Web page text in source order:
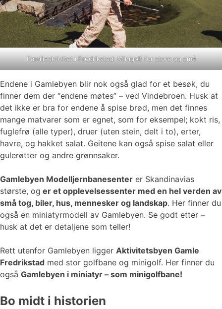
Familieaktivitet i Fredrikstad: Minigolf for store og små
Endene i Gamlebyen blir nok også glad for et besøk, du
finner dem der “endene møtes” – ved Vindebroen. Husk at
det ikke er bra for endene å spise brød, men det finnes
mange matvarer som er egnet, som for eksempel; kokt ris,
fuglefrø (alle typer), druer (uten stein, delt i to), erter,
havre, og hakket salat. Geitene kan også spise salat eller
gulerøtter og andre grønnsaker.
Gamlebyen Modelljernbanesenter er Skandinavias
største, og er et opplevelsessenter med en hel verden av
små tog, biler, hus, mennesker og landskap. Her finner du
også en miniatyrmodell av Gamlebyen. Se godt etter –
husk at det er detaljene som teller!
Rett utenfor Gamlebyen ligger Aktivitetsbyen Gamle
Fredrikstad med stor golfbane og minigolf. Her finner du
også Gamlebyen i miniatyr – som minigolfbane!
Bo midt i historien